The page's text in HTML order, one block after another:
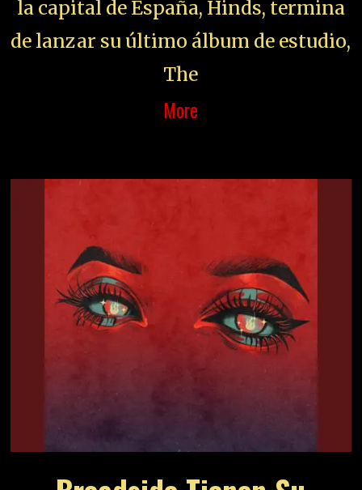
la capital de España, Hinds, termina
de lanzar su último álbum de estudio,
The
More